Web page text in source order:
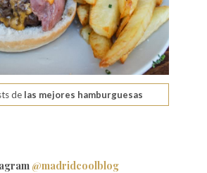
delas mejores hamburguesas
@madridcoolblog